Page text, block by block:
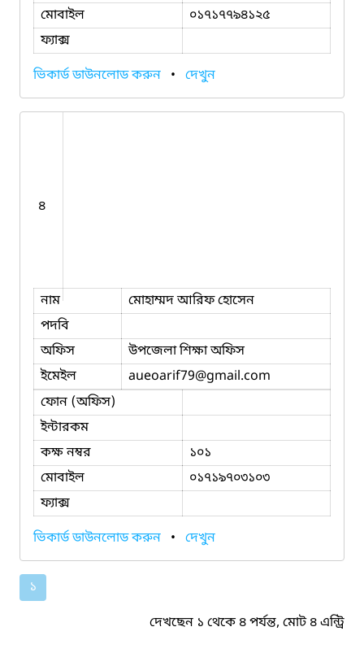
মোবাইল
০১৭১৭৭৯৪১২৫
ফ্যাক্স
ভিকার্ড ডাউনলোড করুন • দেখুন
৪
নাম
মোহাম্মদ আরিফ হোসেন
পদবি
অফিস
উপজেলা শিক্ষা অফিস
ইমেইল
aueoarif79@gmail.com
ফোন (অফিস)
ইন্টারকম
কক্ষ নম্বর
১০১
মোবাইল
০১৭১৯৭০৩১০৩
ফ্যাক্স
ভিকার্ড ডাউনলোড করুন • দেখুন
১
দেখছেন ১ থেকে ৪ পর্যন্ত, মোট ৪ এন্ট্রি